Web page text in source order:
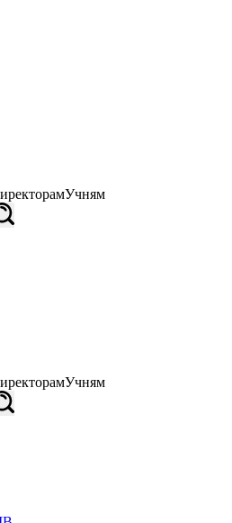
Учням
Учням